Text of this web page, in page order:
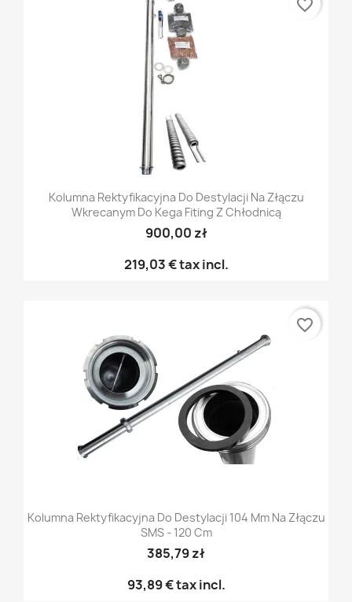
Kolumna Rektyfikacyjna Do Destylacji Na Złączu
Wkrecanym Do Kega Fiting Z Chłodnicą
900,00 zł
219,03 €tax incl.
favorite_border
Kolumna Rektyfikacyjna Do Destylacji 104 Mm Na Złączu
SMS - 120 Cm
385,79 zł
93,89 €tax incl.
favorite_border